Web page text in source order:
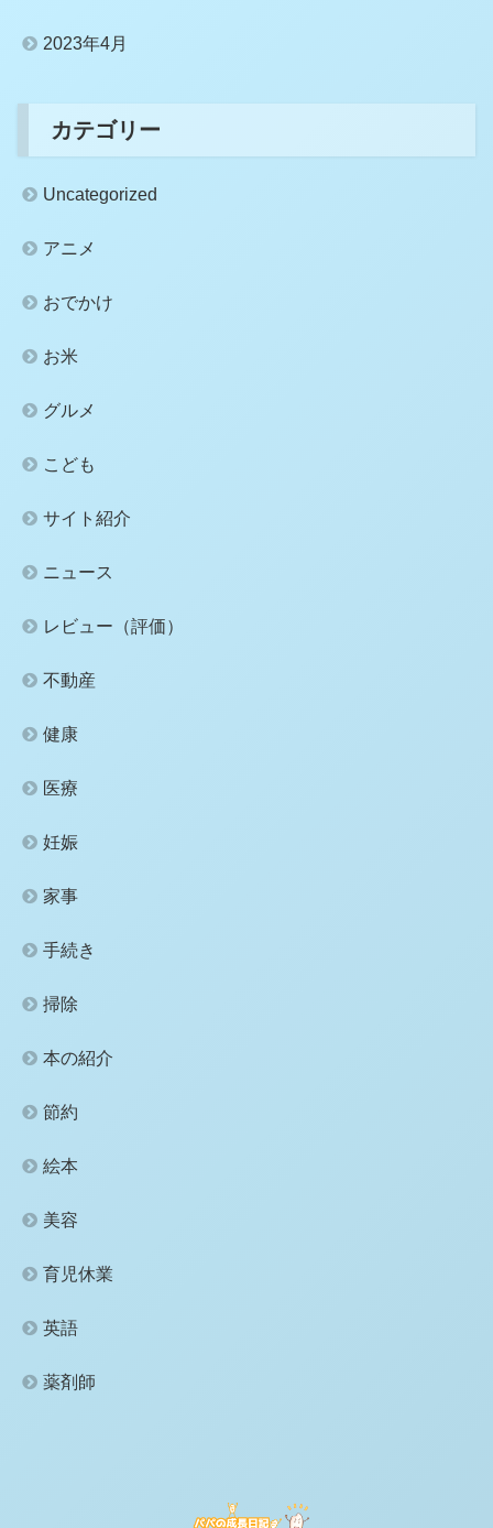
2023年4月
カテゴリー
Uncategorized
アニメ
おでかけ
お米
グルメ
こども
サイト紹介
ニュース
レビュー（評価）
不動産
健康
医療
妊娠
家事
手続き
掃除
本の紹介
節約
絵本
美容
育児休業
英語
薬剤師